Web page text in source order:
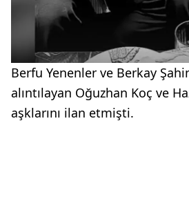
Berfu Yenenler ve Berkay
alıntılayan Oğuzhan Koç ve
aşklarını ilan etmişti.